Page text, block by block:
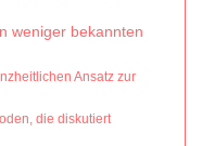
weniger bekannten
Ansatz zur
die diskutiert